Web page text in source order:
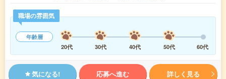
職場の雰囲気
年齢層
20代
30代 40代 50代 60代
気になる! 応募へ進む 詳しく見る